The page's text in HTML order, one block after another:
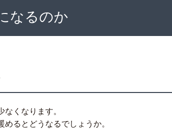
なるのか
くなります。
るとどうなるでしょうか。